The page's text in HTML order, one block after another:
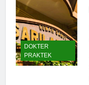
DOKTER
PRAKTEK